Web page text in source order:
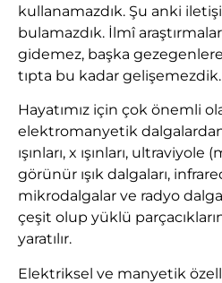
kullanamazdık. Şu anki
bulamazdık. İlmî
gidemez, başka
tıpta bu kadar gelişemezdik.
Hayatımız için çok önemli
elektromanyetik
ışınları, x ışınları, ultraviyole
görünür ışık dalgaları,
mikrodalgalar ve radyo
çeşit olup yüklü parçacıkların
yaratılır.
Elektriksel ve manyetik